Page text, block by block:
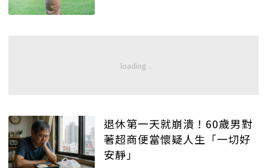
退休第一天就崩潰！60歲男對
著超商便當懷疑人生「一切好
安靜」